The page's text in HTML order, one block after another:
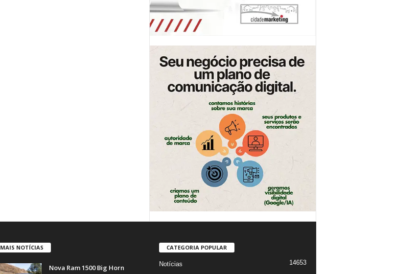
MAIS NOTÍCIAS
Nova Ram 1500 Big Horn
CATEGORIA POPULAR
Notícias
14653